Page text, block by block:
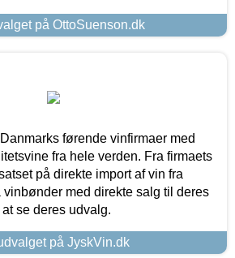
på OttoSuenson.dk
førende vinfirmaer med
fra hele verden. Fra firmaets
på direkte import af vin fra
vinbønder med direkte salg til deres
se deres udvalg.
på JyskVin.dk